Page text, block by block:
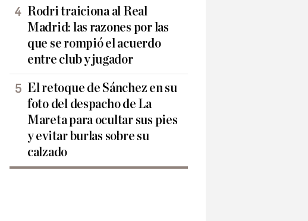
Rodri traiciona al Real
Madrid: las razones por las
que se rompió el acuerdo
entre club y jugador
El retoque de Sánchez en su
foto del despacho de La
Mareta para ocultar sus pies
y evitar burlas sobre su
calzado